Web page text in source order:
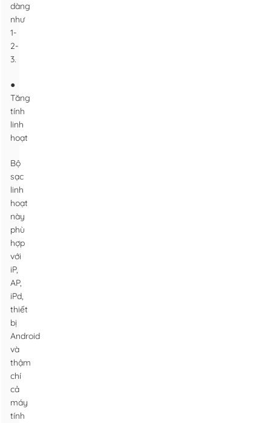
dàng
như
1-
2-
3.
●
Tăng
tính
linh
hoạt
Bộ
sạc
linh
hoạt
này
phù
hợp
với
iP,
AP,
iPd,
thiết
bị
Android
và
thậm
chí
cả
máy
tính